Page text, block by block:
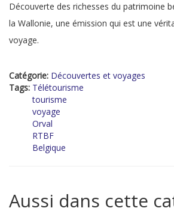
Découverte des richesses du patrimoine
la Wallonie, une émission qui est une
voyage.
Catégorie: Découvertes et voyages
Tags: Télétourisme
tourisme
voyage
Orval
RTBF
Belgique
Aussi dans cette